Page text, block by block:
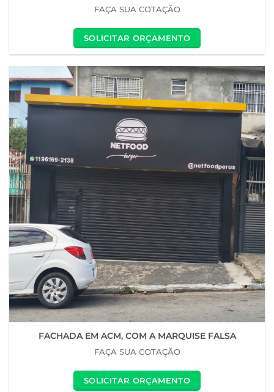
FAÇA SUA COTAÇÃO
SOLICITAR ORÇAMENTO
FACHADA EM ACM, COM A MARQUISE FALSA
FAÇA SUA COTAÇÃO
SOLICITAR ORÇAMENTO